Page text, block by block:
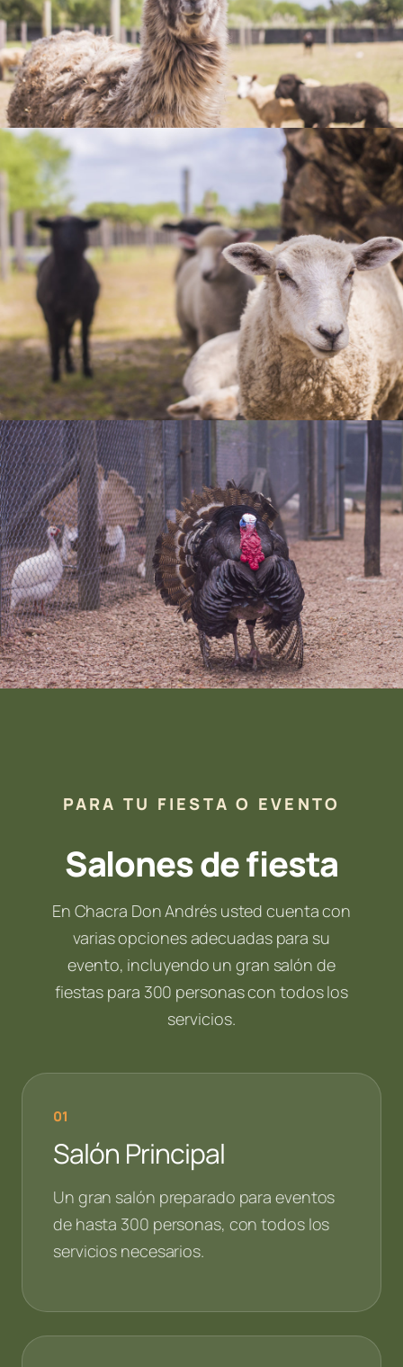
PARA TU FIESTA O EVENTO
Salones de fiesta
En Chacra Don Andrés usted cuenta con
varias opciones adecuadas para su
evento, incluyendo un gran salón de
fiestas para 300 personas con todos los
servicios.
01
Salón Principal
Un gran salón preparado para eventos
de hasta 300 personas, con todos los
servicios necesarios.